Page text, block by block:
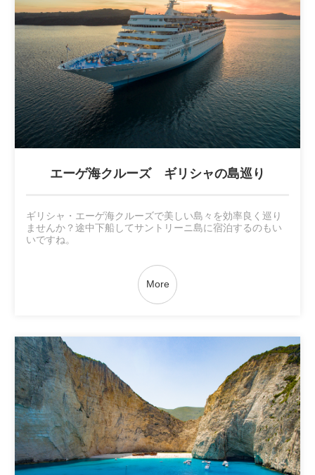
エーゲ海クルーズ ギリシャの島巡り
ギリシャ・エーゲ海クルーズで美しい島々を効率良く巡り
ませんか？途中下船してサントリーニ島に宿泊するのもい
いですね。
More